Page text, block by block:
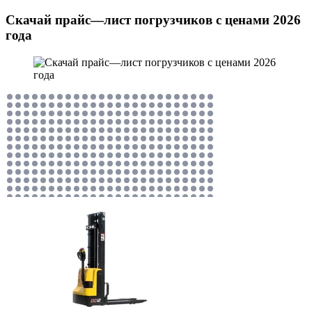
Скачай прайс—лист погрузчиков с ценами 2026
года